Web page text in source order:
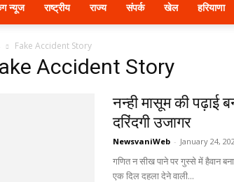
न्यूज राष्ट्रीय राज्य संपर्क खेल हरियाणा
Fake Accident Story
Accident Story
नन्ही मासूम की पढ़ाई
दरिंदगी उजागर
NewsvaniWeb - January 24,
गणित न सीख पाने पर गुस्से में हैवान
एक दिल दहला देने वाली...